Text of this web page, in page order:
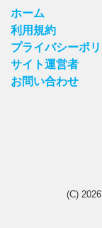
ホーム
利用規約
プライバシーポ
サイト運営者
お問い合わせ
(C) 2026